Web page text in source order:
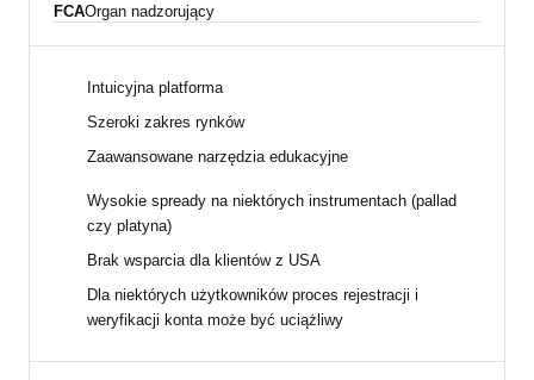
FCAOrgan nadzorujący
Intuicyjna platforma
Szeroki zakres rynków
Zaawansowane narzędzia edukacyjne
Wysokie spready na niektórych instrumentach (pallad
czy platyna)
Brak wsparcia dla klientów z USA
Dla niektórych użytkowników proces rejestracji i
weryfikacji konta może być uciążliwy